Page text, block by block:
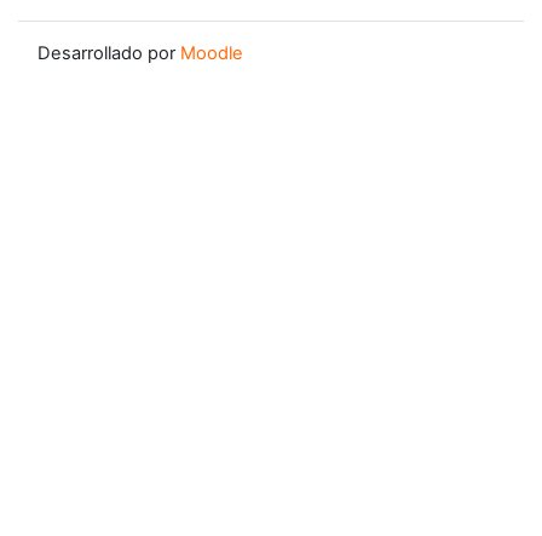
Desarrollado por Moodle